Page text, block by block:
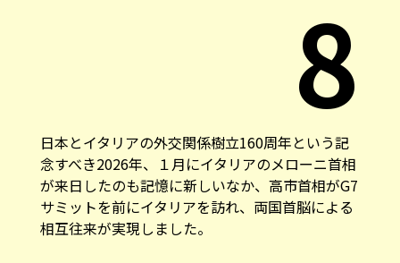
8
日本とイタリアの外交関係樹立160周年という記
念すべき2026年、１月にイタリアのメローニ首相
が来日したのも記憶に新しいなか、高市首相がG7
サミットを前にイタリアを訪れ、両国首脳による
相互往来が実現しました。